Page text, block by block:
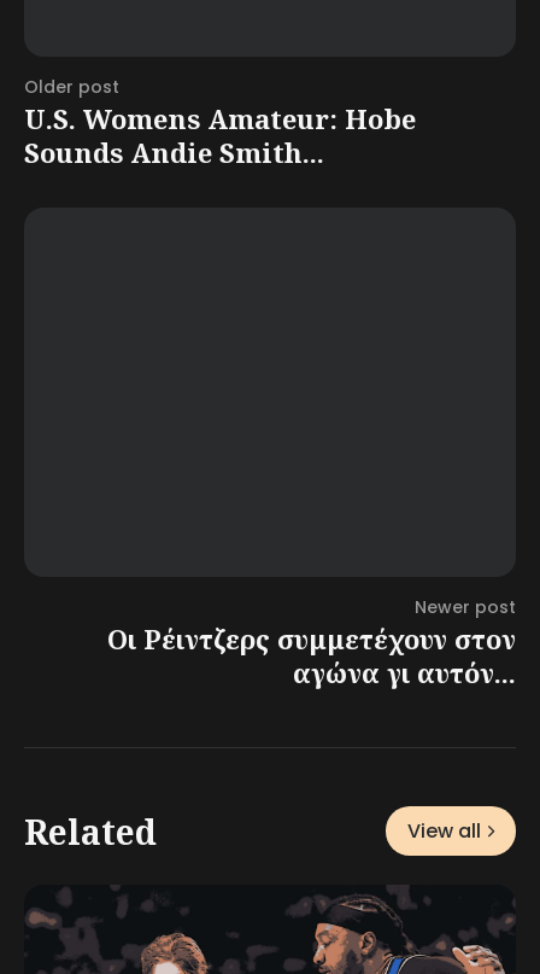
Older post
U.S. Womens Amateur: Hobe
Sounds Andie Smith...
Newer post
Οι Ρέιντζερς συμμετέχουν στον
αγώνα γι αυτόν...
Related View all